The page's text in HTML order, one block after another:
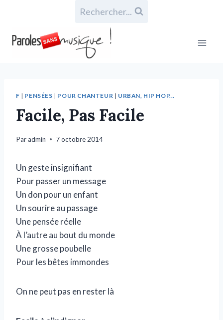
Rechercher...
F | PENSÉES | POUR CHANTEUR | URBAN, HIP HOP...
Facile, Pas Facile
Paradmin 7 octobre 2014
Un geste insignifiant
Pour passer un message
Un don pour un enfant
Un sourire au passage
Une pensée réelle
À l’autre au bout du monde
Une grosse poubelle
Pour les bêtes immondes
On ne peut pas en rester là